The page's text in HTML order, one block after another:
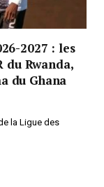
2027 : les
du Rwanda,
du Ghana
la Ligue des